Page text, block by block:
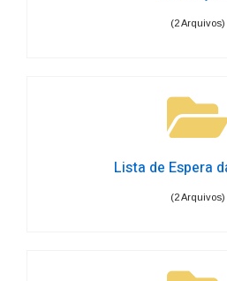
(2 Arquivos)
Lista de Espera
(2 Arquivos)